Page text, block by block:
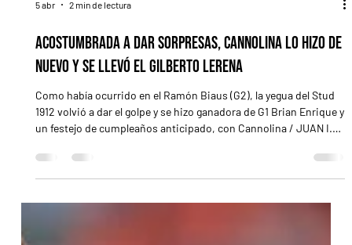
5 abr 2 min de lectura